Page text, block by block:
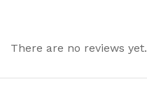
There are no reviews yet.